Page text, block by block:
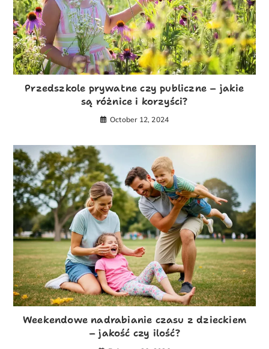
Przedszkole prywatne czy publiczne – jakie
są różnice i korzyści?
October 12, 2024
Weekendowe nadrabianie czasu z dzieckiem
– jakość czy ilość?